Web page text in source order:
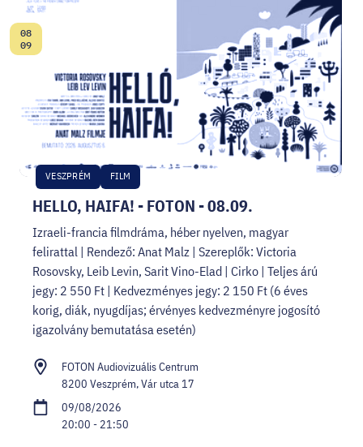
HELLO, HAIFA! - FOTON - 08.09.
VESZPRÉM FILM
Date:
08
09
Izraeli-francia filmdráma, héber nyelven, magyar
felirattal | Rendező: Anat Malz | Szereplők: Victoria
Rosovsky, Leib Levin, Sarit Vino-Elad | Cirko | Teljes árú
jegy: 2 550 Ft | Kedvezményes jegy: 2 150 Ft (6 éves
korig, diák, nyugdíjas; érvényes kedvezményre jogosító
igazolvány bemutatása esetén)
FOTON Audiovizuális Centrum
8200 Veszprém, Vár utca 17
09/08/2026
20:00 - 21:50